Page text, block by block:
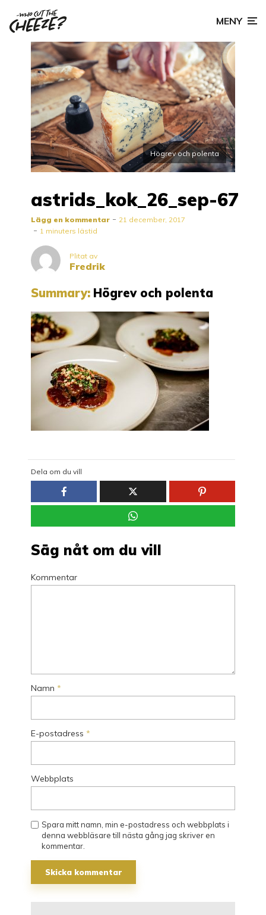
MENY
Högrev och polenta
astrids_kok_26_sep-67
Lägg en kommentar
21 december, 2017
1 minuters lästid
Plitat av
Fredrik
Summary: Högrev och polenta
Dela om du vill
Säg nåt om du vill
Kommentar
Namn *
E-postadress *
Webbplats
Spara mitt namn, min e-postadress och webbplats i
denna webbläsare till nästa gång jag skriver en
kommentar.